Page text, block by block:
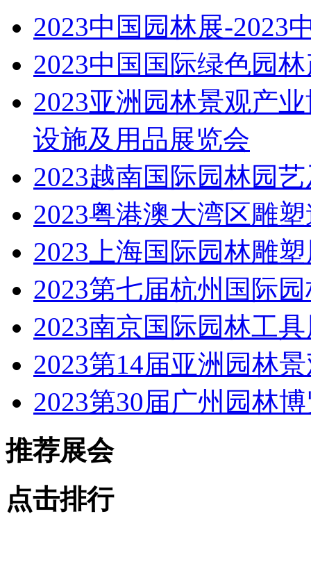
2023中国园林展-2023
2023中国国际绿色园
2023亚洲园林景观产
设施及用品展览会
2023越南国际园林园
2023粤港澳大湾区雕
2023上海国际园林雕
2023第七届杭州国际
2023南京国际园林工
2023第14届亚洲园林
2023第30届广州园林
推荐展会
点击排行